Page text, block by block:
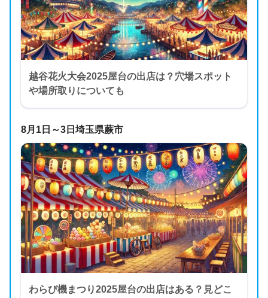
越谷花火大会2025屋台の出店は？穴場スポット
や場所取りについても
8月1日～3日埼玉県蕨市
わらび機まつり2025屋台の出店はある？見どこ